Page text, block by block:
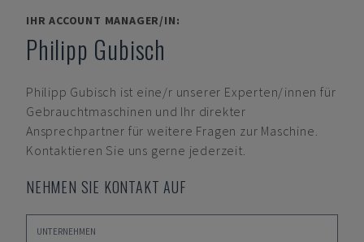
IHR ACCOUNT MANAGER/IN:
Philipp Gubisch
Philipp Gubisch ist eine/r unserer Experten/innen für
Gebrauchtmaschinen und Ihr direkter
Ansprechpartner für weitere Fragen zur Maschine.
Kontaktieren Sie uns gerne jederzeit.
NEHMEN SIE KONTAKT AUF